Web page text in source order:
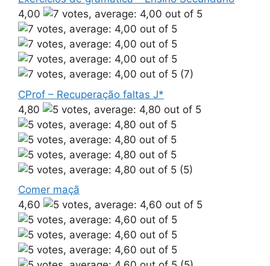
4,00
(7)
CProf – Recuperação faltas J*
4,80
(5)
Comer maçã
4,60